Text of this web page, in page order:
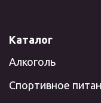
Каталог
Алкоголь
Спортивное